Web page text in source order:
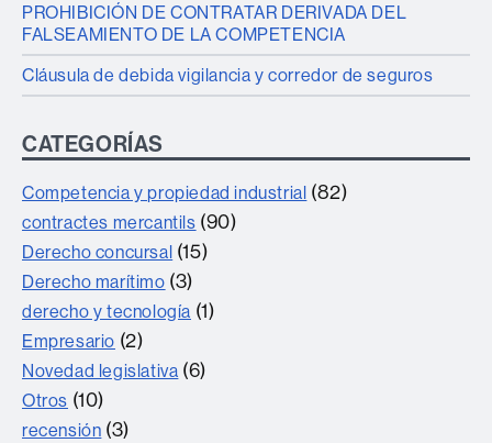
PROHIBICIÓN DE CONTRATAR DERIVADA DEL
FALSEAMIENTO DE LA COMPETENCIA
Cláusula de debida vigilancia y corredor de seguros
CATEGORÍAS
Competencia y propiedad industrial (82)
contractes mercantils (90)
Derecho concursal (15)
Derecho marítimo (3)
derecho y tecnología (1)
Empresario (2)
Novedad legislativa (6)
Otros (10)
recensión (3)